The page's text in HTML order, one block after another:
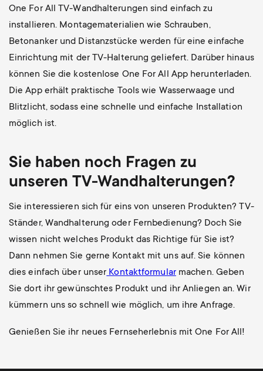
One For All TV-Wandhalterungen sind einfach zu
installieren. Montagematerialien wie Schrauben,
Betonanker und Distanzstücke werden für eine einfache
Einrichtung mit der TV-Halterung geliefert. Darüber hinaus
können Sie die kostenlose One For All App herunterladen.
Die App erhält praktische Tools wie Wasserwaage und
Blitzlicht, sodass eine schnelle und einfache Installation
möglich ist.
Sie haben noch Fragen zu
unseren TV-Wandhalterungen?
Sie interessieren sich für eins von unseren Produkten? TV-
Ständer, Wandhalterung oder Fernbedienung? Doch Sie
wissen nicht welches Produkt das Richtige für Sie ist?
Dann nehmen Sie gerne Kontakt mit uns auf. Sie können
dies einfach über unser Kontaktformularmachen. Geben
Sie dort ihr gewünschtes Produkt und ihr Anliegen an. Wir
kümmern uns so schnell wie möglich, um ihre Anfrage.
Genießen Sie ihr neues Fernseherlebnis mit One For All!